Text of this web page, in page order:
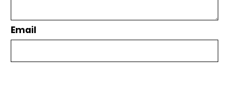
Email